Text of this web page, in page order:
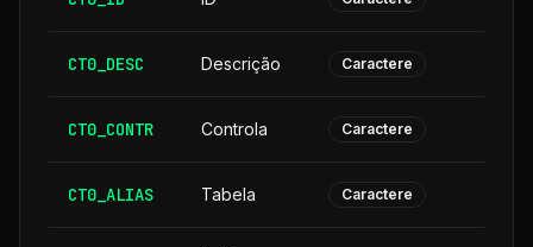
CT0_DESC Descrição Caractere
CT0_CONTR Controla Caractere
CT0_ALIAS Tabela Caractere